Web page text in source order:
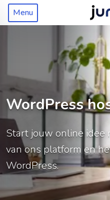
Menu
WordPress
Start jouw online idee
van ons platform en
WordPress.